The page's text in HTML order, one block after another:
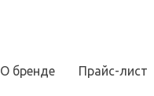
О бренде Прайс-лист